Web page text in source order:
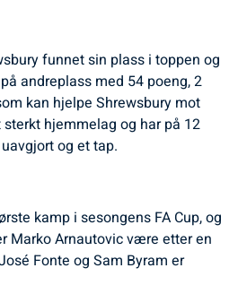
funnet sin plass i toppen og
andreplass med 54 poeng, 2
kan hjelpe Shrewsbury mot
hjemmelag og har på 12
og et tap.
kamp i sesongens FA Cup, og
Marko Arnautovic være etter en
Fonte og Sam Byram er